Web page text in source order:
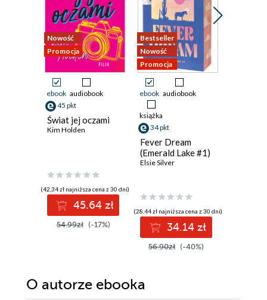
Nowość
Promocja
ebook audiobook
45 pkt
Świat jej oczami
Kim Holden
(42,34 zł najniższa cena z 30 dni)
45.64 zł
54.99zł (-17%)
Bestseller
Nowość
Promocja
ebook audiobook
książka
34 pkt
Fever Dream
(Emerald Lake #1)
Elsie Silver
(28,44 zł najniższa cena z 30 dni)
34.14 zł
56.90zł (-40%)
O autorze ebooka